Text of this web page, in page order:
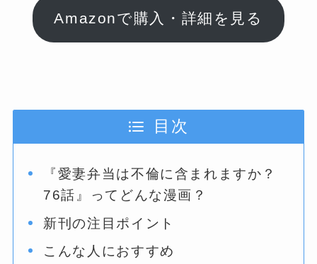
Amazonで購入・詳細を見る
目次
『愛妻弁当は不倫に含まれますか？
76話』ってどんな漫画？
新刊の注目ポイント
こんな人におすすめ